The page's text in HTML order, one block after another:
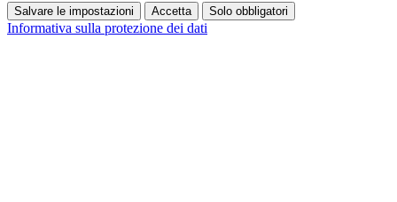
Salvare le impostazioni Accetta Solo obbligatori
Informativa sulla protezione dei dati